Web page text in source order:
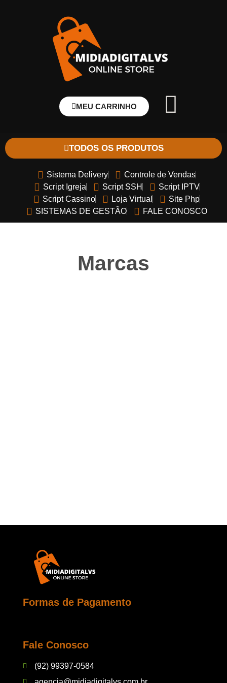
MEU CARRINHO
TODOS OS PRODUTOS
Sistema Delivery
Controle de Vendas
Script Igreja
Script SSH
Script IPTV
Script Cassino
Loja Virtual
Site Php
SISTEMAS DE GESTÃO
FALE CONOSCO
Marcas
Formas de Pagamento
Fale Conosco
(92) 99397-0584